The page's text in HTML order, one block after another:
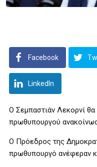
Facebook
LinkedIn
Ο Σεμπαστιάν Λεκορνί θα
πρωθυπουργού
Ο Πρόεδρος της
πρωθυπουργό ανέφεραν